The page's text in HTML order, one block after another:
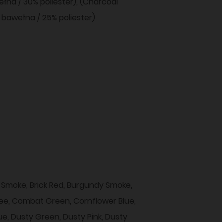
/ 25% poliester)
Brick Red, Burgundy Smoke,
Combat Green, Cornflower Blue,
Dusty Green, Dusty Pink, Dusty